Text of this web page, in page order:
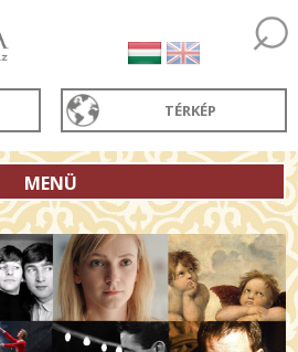
TÉRKÉP
MENÜ